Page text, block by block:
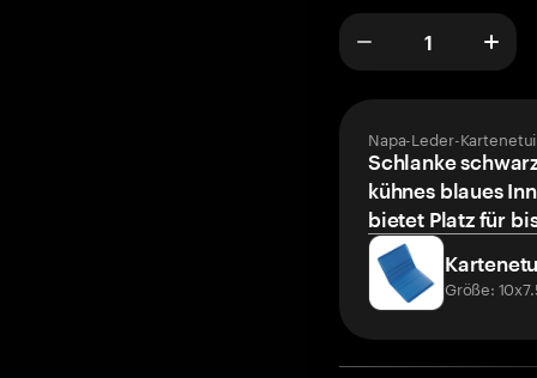
Napa-Leder-
Schlanke
kühnes blaues
bietet Platz für
Größe: